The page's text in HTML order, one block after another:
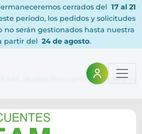
cerrados del 17 al 21
periodo, los pedidos y solicitudes
no serán gestionados hasta nuestra
partir del 24 de agosto.
dudas frecuentes de este